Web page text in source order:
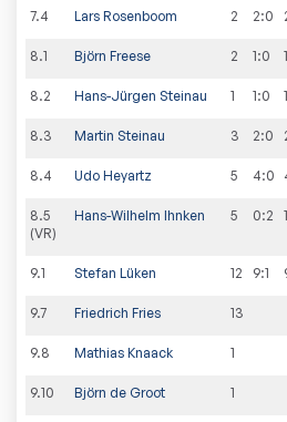
7.4 Lars Rosenboom 2 2:0
8.1 Björn Freese 2 1:0
8.2 Hans-Jürgen Steinau 1 1:0
8.3 Martin Steinau 3 2:0
8.4 Udo Heyartz 5 4:0
8.5
(VR)
Hans-Wilhelm Ihnken 5 0:2
9.1 Stefan Lüken 12 9:1
9.7 Friedrich Fries 13
9.8 Mathias Knaack 1
9.10 Björn de Groot 1